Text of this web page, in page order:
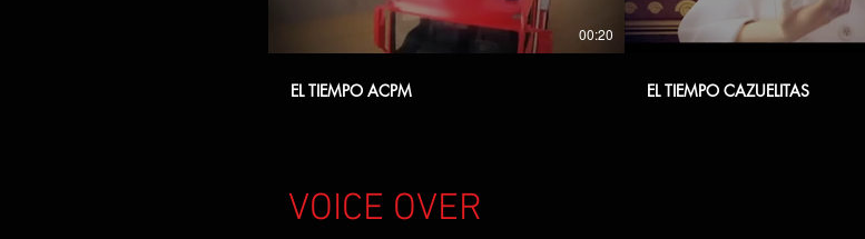
00:20
EL TIEMPO ACPM EL TIEMPO CAZUELITAS
VOICE OVER